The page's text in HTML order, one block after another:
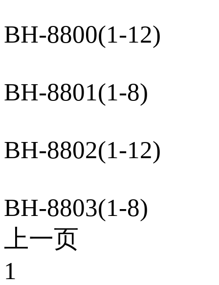
BH-8800(1-12)
BH-8801(1-8)
BH-8802(1-12)
BH-8803(1-8)
上一页
1